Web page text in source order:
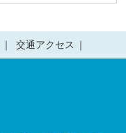
交通アクセス